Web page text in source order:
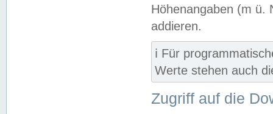
Höhenangaben (m ü.
addieren.
ℹ️ Für
Werte stehen auch
Zugriff auf die